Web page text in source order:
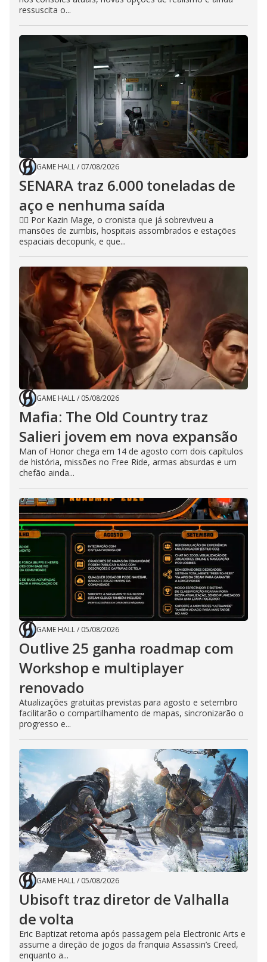
ressuscita o...
GAME HALL/ 07/08/2026
SENARA traz 6.000 toneladas de
aço e nenhuma saída
🧙‍♂️ Por Kazin Mage, o cronista que já sobreviveu a
mansões de zumbis, hospitais assombrados e estações
espaciais decopunk, e que...
GAME HALL/ 05/08/2026
Mafia: The Old Country traz
Salieri jovem em nova expansão
Man of Honor chega em 14 de agosto com dois capítulos
de história, missões no Free Ride, armas absurdas e um
chefão ainda...
GAME HALL/ 05/08/2026
Outlive 25 ganha roadmap com
Workshop e multiplayer
renovado
Atualizações gratuitas previstas para agosto e setembro
facilitarão o compartilhamento de mapas, sincronizarão o
progresso e...
GAME HALL/ 05/08/2026
Ubisoft traz diretor de Valhalla
de volta
Eric Baptizat retorna após passagem pela Electronic Arts e
assume a direção de jogos da franquia Assassin’s Creed,
enquanto a...